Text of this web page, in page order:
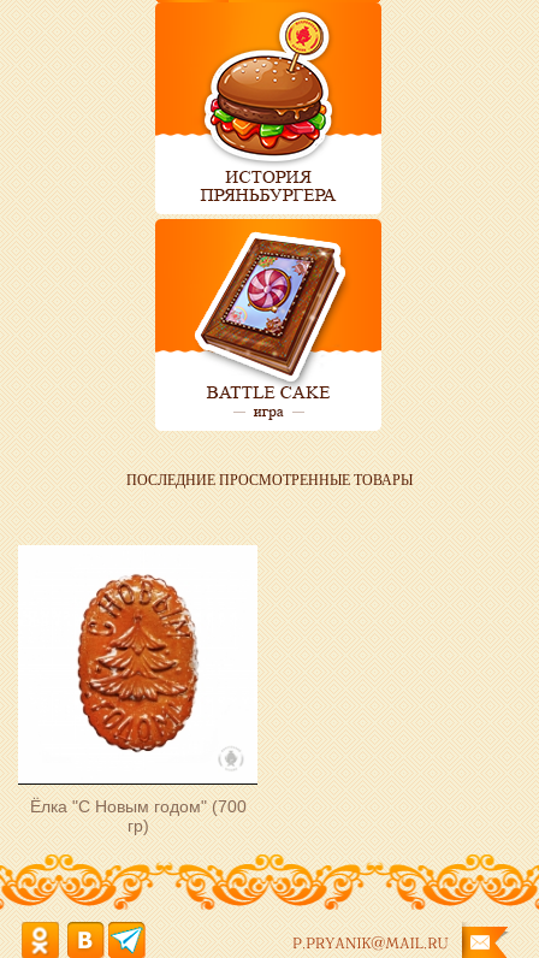
ПОСЛЕДНИЕ ПРОСМОТРЕННЫЕ ТОВАРЫ
Ёлка "С Новым годом" (700
гр)